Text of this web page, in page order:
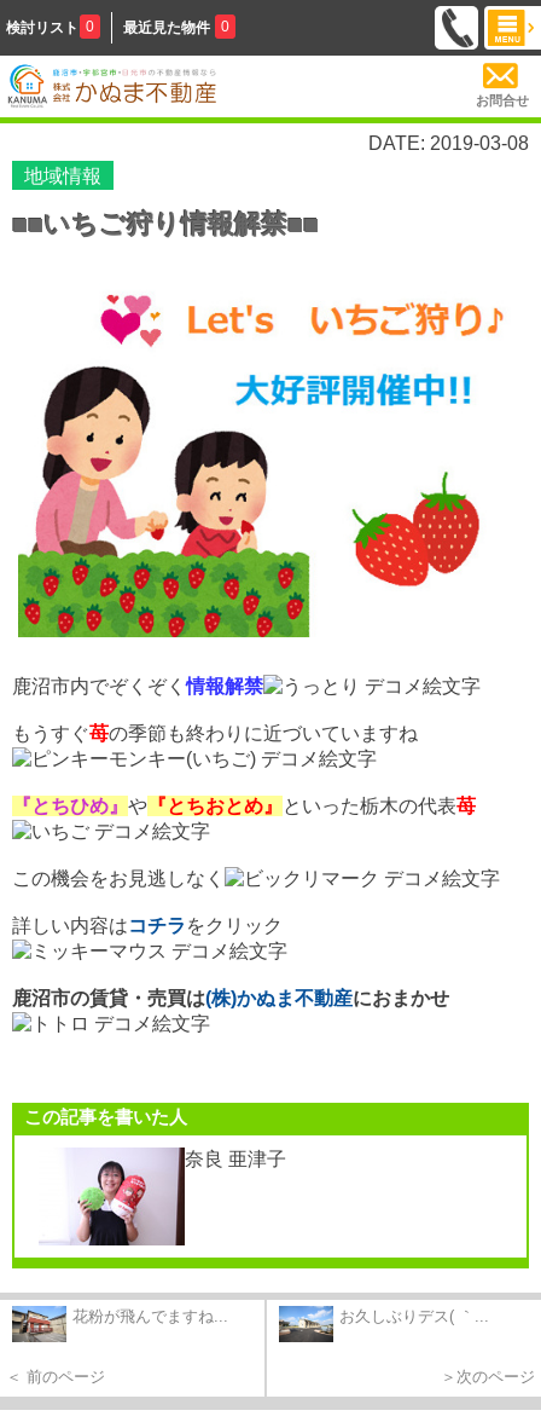
検討リスト 0 最近見た物件 0
お問合せ
DATE: 2019-03-08
地域情報
■■いちご狩り情報解禁■■
鹿沼市内でぞくぞく情報解禁
もうすぐ苺の季節も終わりに近づいていますね
『とちひめ』 や 『とちおとめ』 といった栃木の代表苺
この機会をお見逃しなく
詳しい内容はコチラ をクリック
鹿沼市の賃貸・売買は(株)かぬま不動産におまかせ
この記事を書いた人
奈良 亜津子
花粉が飛んでますね...
＜ 前のページ
お久しぶりデス( ｀...
＞次のページ